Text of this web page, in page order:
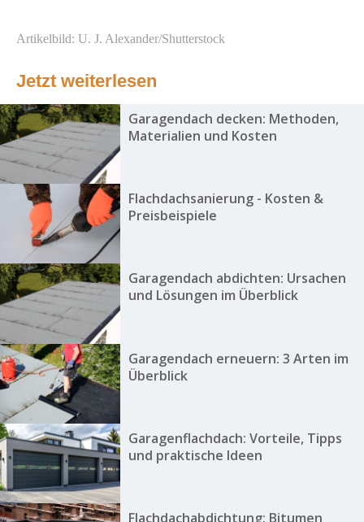
Artikelbild: U. J. Alexander/Shutterstock
Jetzt weiterlesen
Garagendach decken: Methoden,
Materialien und Kosten
Flachdachsanierung - Kosten &
Preisbeispiele
Garagendach abdichten: Ursachen
und Lösungen im Überblick
Garagendach erneuern: 3 Arten im
Überblick
Garagenflachdach: Vorteile, Tipps
und praktische Ideen
Flachdachabdichtung: Bitumen